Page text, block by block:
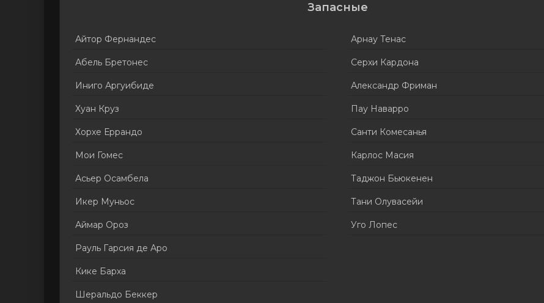
Запасные
Айтор Фернандес
Абель Бретонес
Иниго Аргуибиде
Хуан Круз
Хорхе Еррандо
Мои Гомес
Асьер Осамбела
Икер Муньос
Аймар Ороз
Рауль Гарсия де Аро
Кике Барха
Шеральдо Беккер
Арнау Тенас
Серхи Кардона
Александр Фриман
Пау Наварро
Санти Комесанья
Карлос Масия
Таджон Бьюкенен
Тани Олувасейи
Уго Лопес